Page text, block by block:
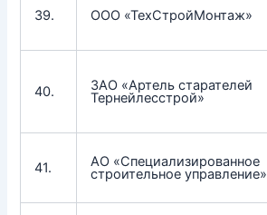
39. ООО «ТехСтройМонтаж»
40. ЗАО «Артель старателей
Тернейлесстрой»
41. АО «Специализированное
строительное управление»